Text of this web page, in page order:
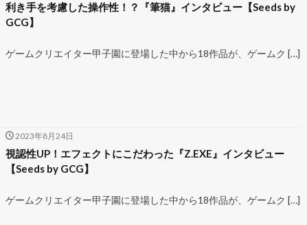
利き手を考慮した操作性！？『筆猫』インタビュー【Seeds by
GCG】
ゲームクリエイター甲子園に登場した中から18作品が、ゲームク […]
2023年8月24日
視認性UP！エフェクトにこだわった『Z.EXE』インタビュー
【Seeds by GCG】
ゲームクリエイター甲子園に登場した中から18作品が、ゲームク […]